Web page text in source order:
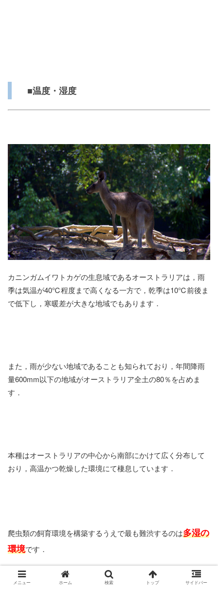
■温度・湿度
カニンガムイワトカゲの生息域であるオーストラリアは，雨
季は気温が40℃程度まで高くなる一方で，乾季は10℃前後ま
で低下し，寒暖差が大きな地域でもあります．
また，雨が少ない地域であることも知られており，年間降雨
量600mm以下の地域がオーストラリア全土の80％を占めま
す．
本種はオーストラリアの中心から南部にかけて広く分布して
おり，高温かつ乾燥した環境にて棲息しています．
爬虫類の飼育環境を構築するうえで最も難渋するのは多湿の
環境です．
メニュー ホーム 検索 トップ サイドバー